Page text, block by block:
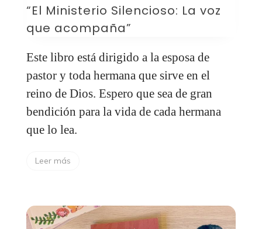
voz
que
“El Ministerio Silencioso: La voz
que acompaña”
Este libro está dirigido a la esposa de
pastor y toda hermana que sirve en el
reino de Dios. Espero que sea de gran
bendición para la vida de cada hermana
que lo lea.
Leer más